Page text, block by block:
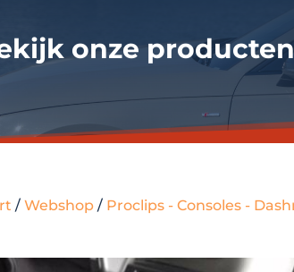
onze producten
/Webshop / Proclips - Consoles -